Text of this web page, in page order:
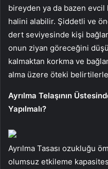
bireyden ya da bazen evcil
halini alabilir. Şiddetli ve
dert seviyesinde kişi
onun ziyan göreceğini
kalmaktan korkma ve
alma üzere öteki
Ayrılma Telaşının
Yapılmalı?
Ayrılma Tasası ozukluğu
olumsuz etkileme